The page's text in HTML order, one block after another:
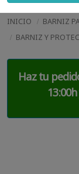
INICIO
BARNIZ
BARNIZ Y
Haz tu